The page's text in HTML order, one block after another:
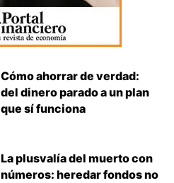
Cómo ahorrar de verdad:
del dinero parado a un plan
que sí funciona
La plusvalía del muerto con
números: heredar fondos no